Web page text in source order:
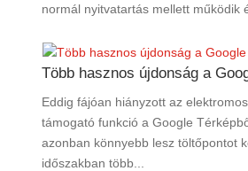
normál nyitvatartás mellett működik
Több hasznos újdonság a
Eddig fájóan hiányzott az
támogató funkció a Google
azonban könnyebb lesz töltőpontot
időszakban több...